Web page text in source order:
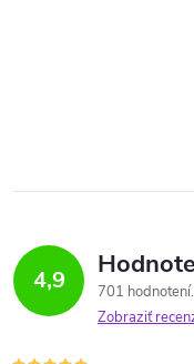
4,9
701 hodnotení
Zobraziť